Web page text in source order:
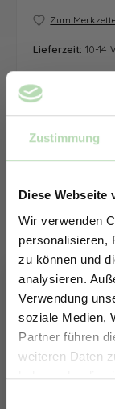
Zustimmung
Diese Webseite
Wir verwenden
personalisieren,
zu können und
analysieren.
Verwendung
soziale Medien,
Partner führen
weiteren Daten
haben oder die
Zum
Lieferzeit: 10-14